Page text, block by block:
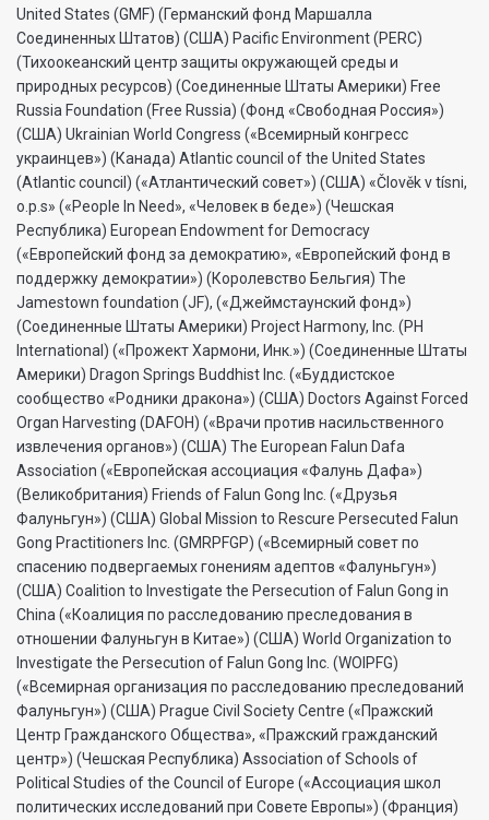
United States (GMF) (Германский фонд Маршалла
Соединенных Штатов) (США) Pacific Environment (PERC)
(Тихоокеанский центр защиты окружающей среды и
природных ресурсов) (Соединенные Штаты Америки) Free
Russia Foundation (Free Russia) (Фонд «Свободная Россия»)
(США) Ukrainian World Congress («Всемирный конгресс
украинцев») (Канада) Atlantic council of the United States
(Atlantic council) («Атлантический совет») (США) «Člověk v tísni,
o.p.s» («People In Need», «Человек в беде») (Чешская
Республика) European Endowment for Democracy
(«Европейский фонд за демократию», «Европейский фонд в
поддержку демократии») (Королевство Бельгия) The
Jamestown foundation (JF), («Джеймстаунский фонд»)
(Соединенные Штаты Америки) Project Harmony, Inc. (PH
International) («Прожект Хармони, Инк.») (Соединенные Штаты
Америки) Dragon Springs Buddhist Inc. («Буддистское
сообщество «Родники дракона») (США) Doctors Against Forced
Organ Harvesting (DAFOH) («Врачи против насильственного
извлечения органов») (США) The European Falun Dafa
Association («Европейская ассоциация «Фалунь Дафа»)
(Великобритания) Friends of Falun Gong Inc. («Друзья
Фалуньгун») (США) Global Mission to Rescure Persecuted Falun
Gong Practitioners Inc. (GMRPFGP) («Всемирный совет по
спасению подвергаемых гонениям адептов «Фалуньгун»)
(США) Coalition to Investigate the Persecution of Falun Gong in
China («Коалиция по расследованию преследования в
отношении Фалуньгун в Китае») (США) World Organization to
Investigate the Persecution of Falun Gong Inc. (WOIPFG)
(«Всемирная организация по расследованию преследований
Фалуньгун») (США) Prague Civil Society Centre («Пражский
Центр Гражданского Общества», «Пражский гражданский
центр») (Чешская Республика) Association of Schools of
Political Studies of the Council of Europe («Ассоциация школ
политических исследований при Совете Европы») (Франция)